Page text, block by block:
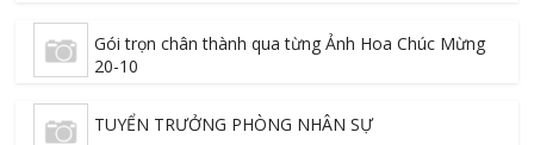
Gói trọn chân thành qua từng Ảnh Hoa Chúc Mừng
20-10
TUYỂN TRƯỞNG PHÒNG NHÂN SỰ